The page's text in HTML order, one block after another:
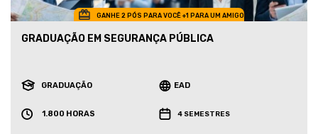
GANHE 2 PÓS PARA VOCÊ +1 PARA UM AMIGO
GRADUAÇÃO EM SEGURANÇA PÚBLICA
GRADUAÇÃO EAD
1.800 HORAS 4 SEMESTRES